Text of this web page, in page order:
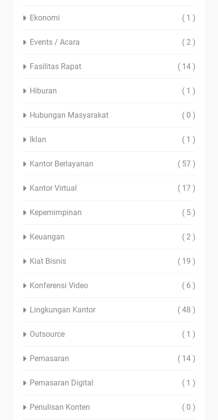
Ekonomi ( 1 )
Events / Acara ( 2 )
Fasilitas Rapat ( 14 )
Hiburan ( 1 )
Hubungan Masyarakat ( 0 )
Iklan ( 1 )
Kantor Berlayanan ( 57 )
Kantor Virtual ( 17 )
Kepemimpinan ( 5 )
Keuangan ( 2 )
Kiat Bisnis ( 19 )
Konferensi Video ( 6 )
Lingkungan Kantor ( 48 )
Outsource ( 1 )
Pemasaran ( 14 )
Pemasaran Digital ( 1 )
Penulisan Konten ( 0 )